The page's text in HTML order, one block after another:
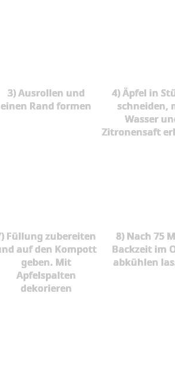
3) Ausrollen und
einen Rand formen
4) Äpfel in
schneiden,
Wasser
Zitronensaft
Füllung zubereiten
auf den Kompott
geben. Mit
Apfelspalten
dekorieren
8) Nach 75
Backzeit im
abkühlen